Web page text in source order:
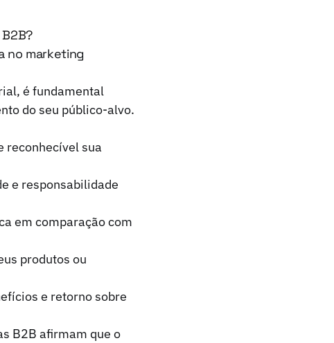
no marketing
é fundamental
do seu público-alvo.
reconhecível sua
e responsabilidade
em comparação com
produtos ou
e retorno sobre
B2B afirmam que o